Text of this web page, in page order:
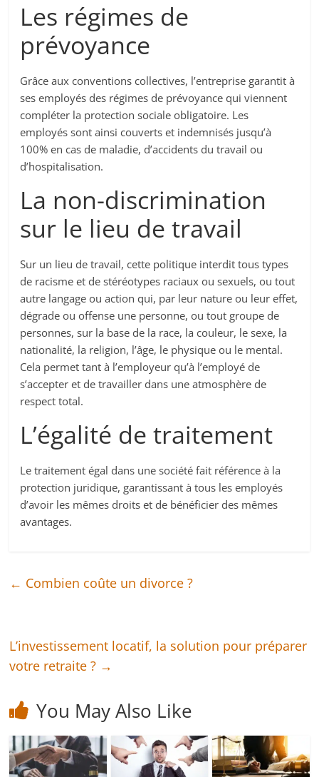
Les régimes de
prévoyance
Grâce aux conventions collectives, l’entreprise garantit à
ses employés des régimes de prévoyance qui viennent
compléter la protection sociale obligatoire. Les
employés sont ainsi couverts et indemnisés jusqu’à
100% en cas de maladie, d’accidents du travail ou
d’hospitalisation.
La non-discrimination
sur le lieu de travail
Sur un lieu de travail, cette politique interdit tous types
de racisme et de stéréotypes raciaux ou sexuels, ou tout
autre langage ou action qui, par leur nature ou leur effet,
dégrade ou offense une personne, ou tout groupe de
personnes, sur la base de la race, la couleur, le sexe, la
nationalité, la religion, l’âge, le physique ou le mental.
Cela permet tant à l’employeur qu’à l’employé de
s’accepter et de travailler dans une atmosphère de
respect total.
L’égalité de traitement
Le traitement égal dans une société fait référence à la
protection juridique, garantissant à tous les employés
d’avoir les mêmes droits et de bénéficier des mêmes
avantages.
← Combien coûte un divorce ?
L’investissement locatif, la solution pour préparer
votre retraite ? →
You May Also Like